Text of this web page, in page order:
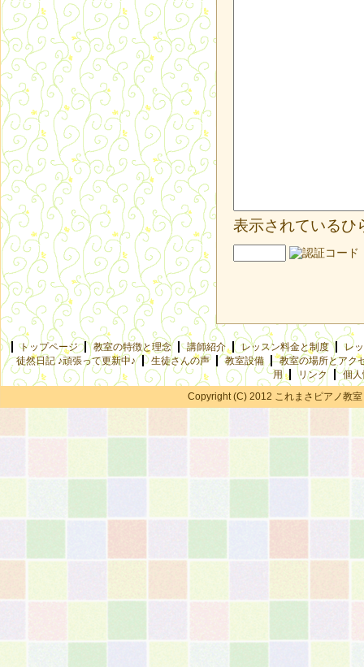
表示されているひ
トップページ 教室の特徴と理念 講師紹介 レッスン料金と制度
レ
徒然日記 ♪頑張って更新中♪
生徒さんの声 教室設備
教室の場所とアク
用
リンク
個
Copyright (C) 2012 これまさピアノ教